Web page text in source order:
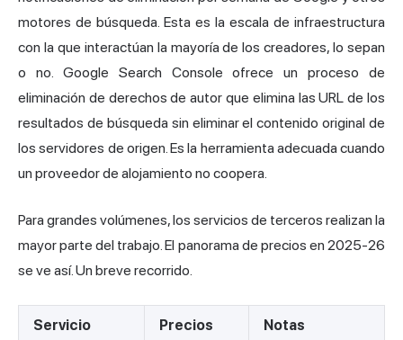
motores de búsqueda. Esta es la escala de infraestructura
con la que interactúan la mayoría de los creadores, lo sepan
o no. Google Search Console ofrece un proceso de
eliminación de derechos de autor que elimina las URL de los
resultados de búsqueda sin eliminar el contenido original de
los servidores de origen. Es la herramienta adecuada cuando
un proveedor de alojamiento no coopera.
Para grandes volúmenes, los servicios de terceros realizan la
mayor parte del trabajo. El panorama de precios en 2025-26
se ve así. Un breve recorrido.
Servicio Precios Notas